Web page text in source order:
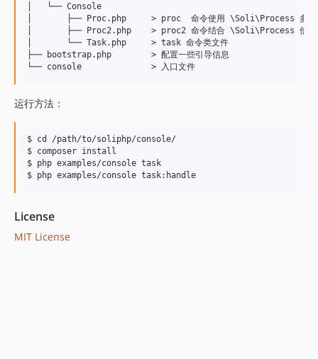
│   └── Console
│       ├── Proc.php     > proc  命令使用 \Soli\Process 多进程
│       ├── Proc2.php    > proc2 命令结合 \Soli\Process 使用多
│       └── Task.php     > task 命令类文件
├── bootstrap.php        > 配置一些引导信息
运行方法：
$ cd /path/to/soliphp/console/
$ composer install
$ php examples/console task
License
MIT License